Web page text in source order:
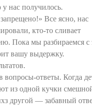
нас получилось.
Все ясно, нас
кто-то сливает
Пока мы разбираемся с
вашу выдержку.
вопросы-ответы. Когда
из одной кучки
другой — забавный